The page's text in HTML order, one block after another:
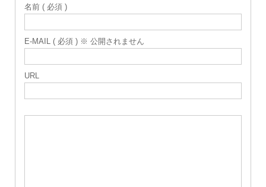
名前 ( 必須 )
E-MAIL ( 必須 ) ※ 公開されません
URL